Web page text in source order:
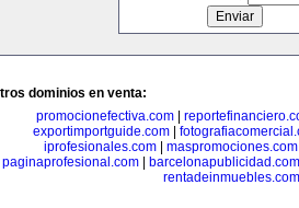
dominios en venta:
promocionefectiva.com
exportimportguide.com
iprofesionales.com
maspromociones.com
paginaprofesional.com|
barcelonapublicidad.com
rentadeinmuebles.com